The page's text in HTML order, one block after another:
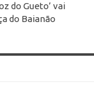
do Gueto’ vai
do Baianão